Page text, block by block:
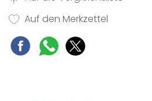
Auf den Merkzettel